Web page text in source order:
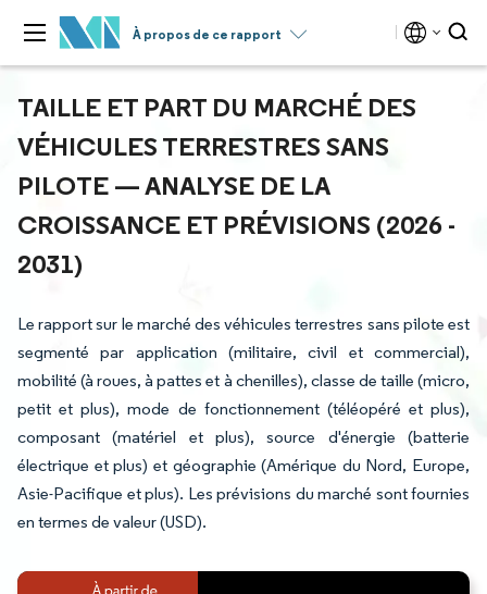
À propos de ce rapport
TAILLE ET PART DU MARCHÉ DES
VÉHICULES TERRESTRES SANS
PILOTE — ANALYSE DE LA
CROISSANCE ET PRÉVISIONS (2026 -
2031)
Le rapport sur le marché des véhicules terrestres sans pilote est
segmenté par application (militaire, civil et commercial),
mobilité (à roues, à pattes et à chenilles), classe de taille (micro,
petit et plus), mode de fonctionnement (téléopéré et plus),
composant (matériel et plus), source d'énergie (batterie
électrique et plus) et géographie (Amérique du Nord, Europe,
Asie-Pacifique et plus). Les prévisions du marché sont fournies
en termes de valeur (USD).